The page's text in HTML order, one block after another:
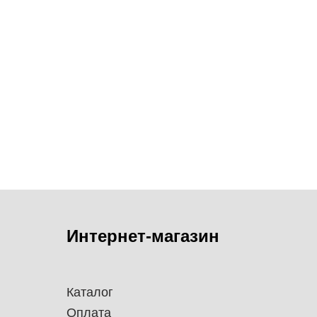
Интернет-магазин
Каталог
Оплата